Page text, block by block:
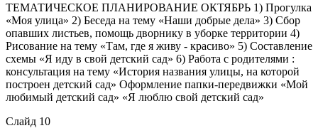
ТЕМАТИЧЕСКОЕ ПЛАНИРОВАНИЕ ОКТЯБРЬ 1) Прогулка
«Моя улица» 2) Беседа на тему «Наши добрые дела» 3) Сбор
опавших листьев, помощь дворнику в уборке территории 4)
Рисование на тему «Там, где я живу - красиво» 5) Составление
схемы «Я иду в свой детский сад» 6) Работа с родителями :
консультация на тему «История названия улицы, на которой
построен детский сад» Оформление папки-передвижки «Мой
любимый детский сад» «Я люблю свой детский сад»
Слайд 10